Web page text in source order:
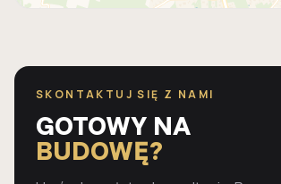
SKONTAKTUJ SIĘ Z NAMI
GOTOWY NA
BUDOWĘ?